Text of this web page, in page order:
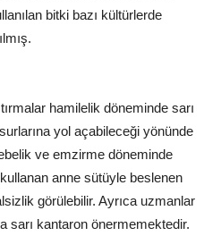
bitki bazı kültürlerde
hamilelik döneminde sarı
yol açabileceği yönünde
ve emzirme döneminde
kullanan anne sütüyle beslenen
görülebilir. Ayrıca uzmanlar
sarı kantaron önermemektedir.